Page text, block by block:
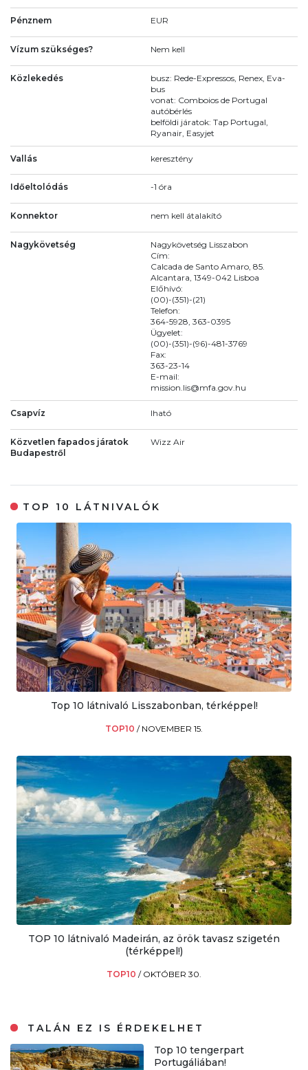
Pénznem EUR
Vízum szükséges? Nem kell
Közlekedés
busz: Rede-Expressos, Renex, Eva-
bus
vonat: Comboios de Portugal
autóbérlés
belföldi járatok: Tap Portugal,
Ryanair, Easyjet
Vallás keresztény
Időeltolódás -1 óra
Konnektor nem kell átalakító
Nagykövetség
Nagykövetség Lisszabon
Cím:
Calcada de Santo Amaro, 85.
Alcantara, 1349-042 Lisboa
Előhívó:
(00)-(351)-(21)
Telefon:
364-5928, 363-0395
Ügyelet:
(00)-(351)-(96)-481-3769
Fax:
363-23-14
E-mail:
mission.lis@mfa.gov.hu
Csapvíz Iható
Közvetlen fapados járatok
Budapestről
Wizz Air
TOP 10 LÁTNIVALÓK
Top 10 látnivaló Lisszabonban, térképpel!
TOP10 / NOVEMBER 15.
TOP 10 látnivaló Madeirán, az örök tavasz szigetén
(térképpel!)
TOP10 / OKTÓBER 30.
TALÁN EZ IS ÉRDEKELHET
Top 10 tengerpart
Portugáliában!